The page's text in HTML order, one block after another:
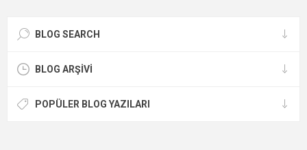
BLOG SEARCH
BLOG ARŞIVI
POPÜLER BLOG YAZILARI